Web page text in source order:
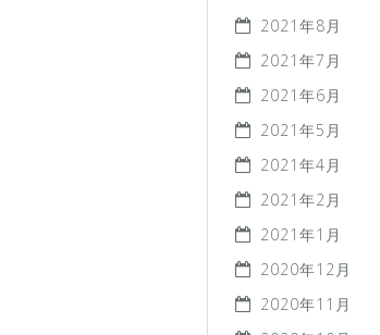
2021年8月
2021年7月
2021年6月
2021年5月
2021年4月
2021年2月
2021年1月
2020年12月
2020年11月